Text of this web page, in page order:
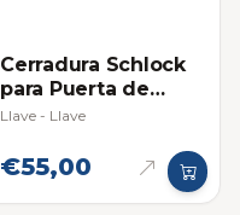
Cerradura Schlock
para Puerta de
Vidrio Gancho
Llave - Llave
€55,00